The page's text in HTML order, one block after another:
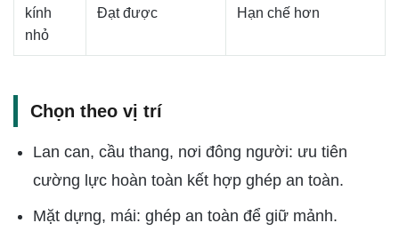
kính
nhỏ
Đạt được Hạn chế hơn
Chọn theo vị trí
Lan can, cầu thang, nơi đông người: ưu tiên
cường lực hoàn toàn kết hợp ghép an toàn.
Mặt dựng, mái: ghép an toàn để giữ mảnh.